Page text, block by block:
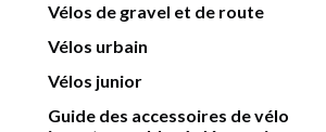
Vélos de gravel et de route
Vélos urbain
Vélos junior
Guide des accessoires de vélo